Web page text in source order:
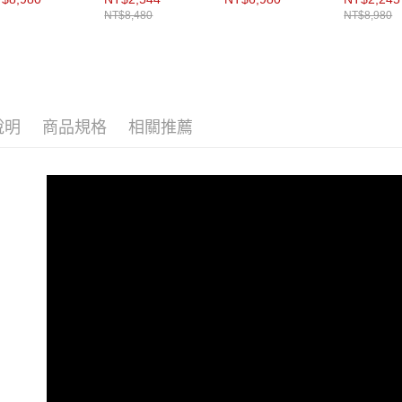
動。
NT$8,480 NT$8,980
明 商品規格 相關推薦